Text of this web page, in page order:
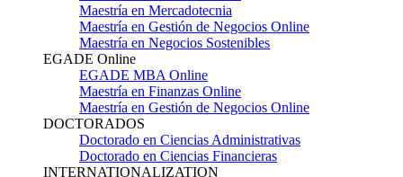
Maestría en Mercadotecnia
Maestría en Gestión de Negocios Online
Maestría en Negocios Sostenibles
EGADE Online
EGADE MBA Online
Maestría en Finanzas Online
Maestría en Gestión de Negocios Online
DOCTORADOS
Doctorado en Ciencias Administrativas
Doctorado en Ciencias Financieras
INTERNATIONALIZATION